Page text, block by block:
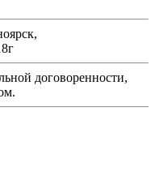
договоренности,